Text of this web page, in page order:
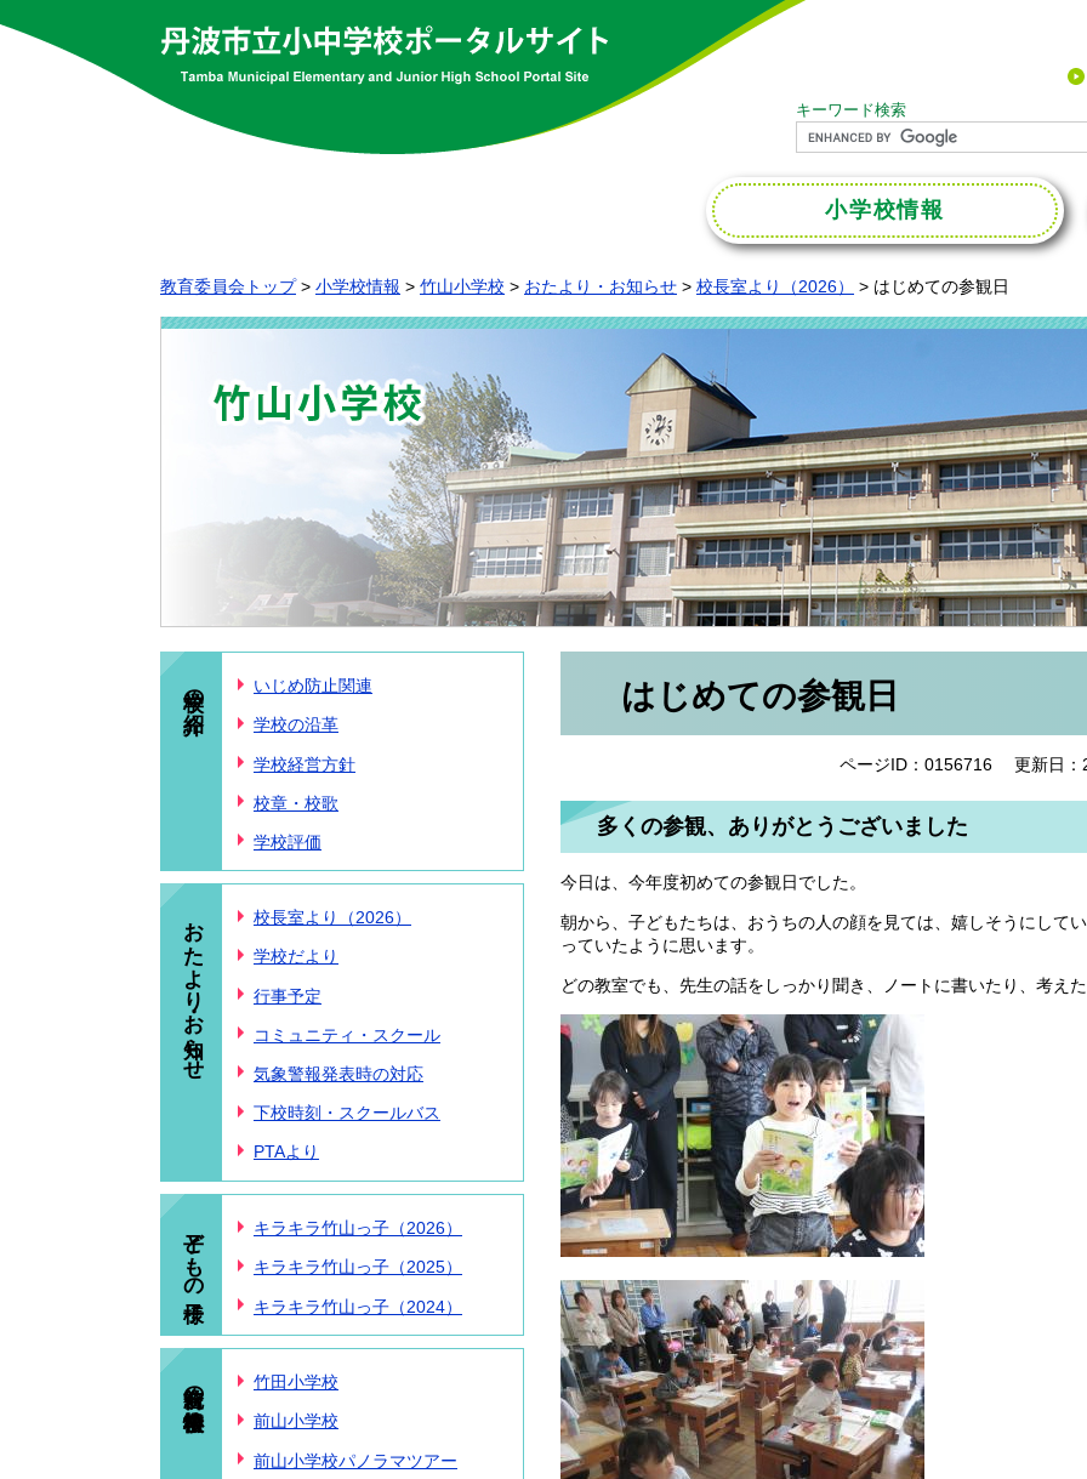
キーワード検索
小学校情報
教育委員会トップ > 小学校情報 > 竹山小学校 > おたより・お知らせ > 校長室より（2026） > はじめての参観日
学校の紹介 いじめ防止関連
学校の沿革
学校経営方針
校章・校歌
学校評価
おたより・お知らせ 校長室より（2026）
学校だより
行事予定
コミュニティ・スクール
気象警報発表時の対応
下校時刻・スクールバス
PTAより
子どもの様子 キラキラ竹山っ子（2026）
キラキラ竹山っ子（2025）
キラキラ竹山っ子（2024）
統合前の小学校情報 竹田小学校
前山小学校
前山小学校パノラマツアー
はじめての参観日
ページID：0156716 更新日
多くの参観、ありがとうございました
今日は、今年度初めての参観日でした。
朝から、子どもたちは、おうちの人の顔を見ては、嬉しそうにして
っていたように思います。
どの教室でも、先生の話をしっかり聞き、ノートに書いたり、考え